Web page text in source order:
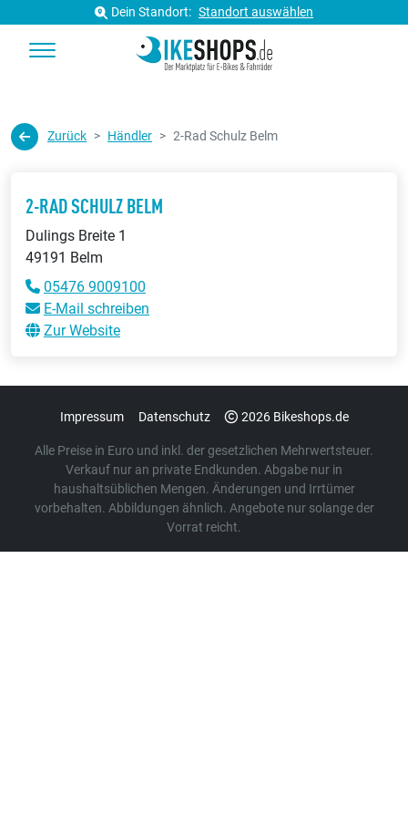
Dein Standort: Standort auswählen
Zurück Händler 2-Rad Schulz Belm
2-RAD SCHULZ BELM
Dulings Breite 1
49191 Belm
05476 9009100
E-Mail schreiben
Zur Website
Impressum Datenschutz 2026 Bikeshops.de
Alle Preise in Euro und inkl. der gesetzlichen Mehrwertsteuer.
Verkauf nur an private Endkunden. Abgabe nur in
haushaltsüblichen Mengen. Änderungen und Irrtümer
vorbehalten. Abbildungen ähnlich. Angebote nur solange der
Vorrat reicht.